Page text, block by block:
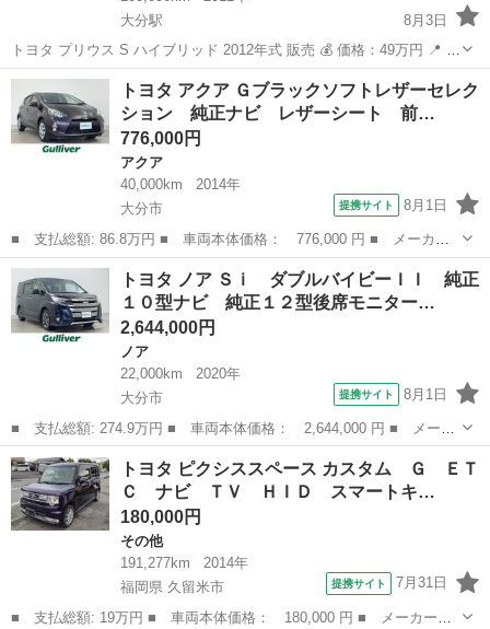
大分駅
8月3日
トヨタ プリウス S ハイブリッド 2012年式 販売 💰 価格：49万円 📍 場
所：大分県 ・年式：2012年 ・グレード：S ・走行距離：約100,000km
・排気量：1,800cc ・ミッション：AT ・車検：2...
大分 大分市 大分駅 プリウス
トヨタ アクア Ｇブラックソフトレザーセレク
ション 純正ナビ レザーシート 前…
776,000円
アクア
40,000km
2014年
大分市
提携サイト 8月1日
■ 支払総額: 86.8万円 ■ 車両本体価格： 776,000 円 ■ メーカー
名： トヨタ ■ 車種名： アクア ■ グレード名： Ｇブラックソ
フトレザーセレクション 純正ナビ レザーシート 前後ドラレコ
シートヒータ...
大分 大分市 アクア
トヨタ ノア Ｓｉ ダブルバイビーＩＩ 純正
１０型ナビ 純正１２型後席モニター…
2,644,000円
ノア
22,000km
2020年
大分市
提携サイト 8月1日
■ 支払総額: 274.9万円 ■ 車両本体価格： 2,644,000 円 ■ メーカ
ー名： トヨタ ■ 車種名： ノア ■ グレード名： Ｓｉ ダブル
バイビーＩＩ 純正１０型ナビ 純正１２型後席モニター ＴＶ Ｂ
ｌｕｅｔ...
大分 大分市 ノア
トヨタ ピクシススペース カスタム Ｇ ＥＴ
Ｃ ナビ ＴＶ ＨＩＤ スマートキ…
180,000円
その他
191,277km
2014年
福岡県 久留米市
提携サイト 7月31日
■ 支払総額: 19万円 ■ 車両本体価格： 180,000 円 ■ メーカー